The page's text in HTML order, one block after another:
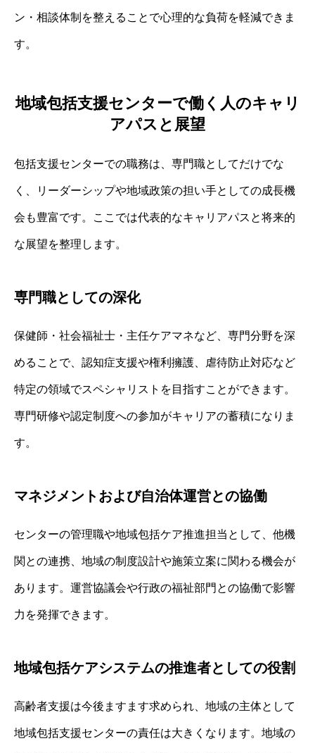
ン・相談体制を整えることで心理的な負荷を軽減できま
す。
地域包括支援センターで働く人のキャリ
アパスと展望
包括支援センターでの職務は、専門職としてだけでな
く、リーダーシップや地域政策の担い手としての成長機
会も豊富です。ここでは代表的なキャリアパスと将来的
な展望を整理します。
専門職としての深化
保健師・社会福祉士・主任ケアマネなど、専門分野を深
めることで、認知症支援や権利擁護、虐待防止対応など
特定の領域でスペシャリストを目指すことができます。
専門研修や認定制度への参加がキャリアの蓄積になりま
す。
マネジメントおよび自治体運営との協働
センターの管理職や地域包括ケア推進担当として、他機
関との連携、地域の制度設計や施策立案に関わる機会が
あります。運営協議会や行政の福祉部門との協働で影響
力を発揮できます。
地域包括ケアシステムの推進者としての役割
高齢者支援は今後ますます求められ、地域の主体として
地域包括支援センターの責任は大きくなります。地域の